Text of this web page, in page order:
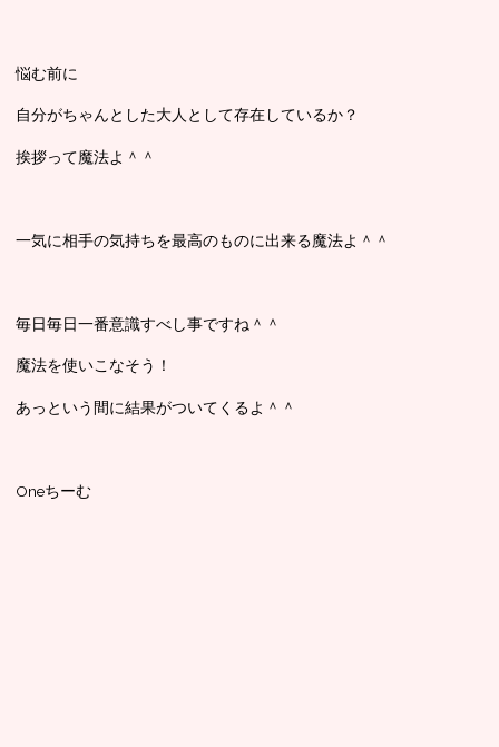
悩む前に
自分がちゃんとした大人として存在しているか？
挨拶って魔法よ＾＾
一気に相手の気持ちを最高のものに出来る魔法よ＾＾
毎日毎日一番意識すべし事ですね＾＾
魔法を使いこなそう！
あっという間に結果がついてくるよ＾＾
Oneちーむ